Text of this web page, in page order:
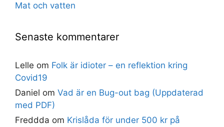
Mat och vatten
Senaste kommentarer
Lelle om Folk är idioter – en reflektion kring
Covid19
Daniel om Vad är en Bug-out bag (Uppdaterad
med PDF)
Freddda om Krislåda för under 500 kr på